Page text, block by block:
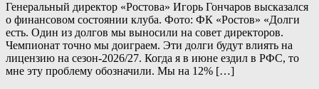
Генеральный директор «Ростова» Игорь Гончаров высказался
о финансовом состоянии клуба. Фото: ФК «Ростов» «Долги
есть. Один из долгов мы выносили на совет директоров.
Чемпионат точно мы доиграем. Эти долги будут влиять на
лицензию на сезон-2026/27. Когда я в июне ездил в РФС, то
мне эту проблему обозначили. Мы на 12% […]